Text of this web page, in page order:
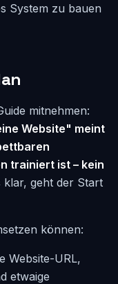
System zu bauen
mitnehmen:
Website" meint
trainiert ist – kein
klar, geht der Start
können:
Website-URL,
etwaige